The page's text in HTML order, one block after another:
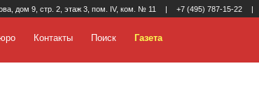
дом 9, стр. 2, этаж 3, пом. IV, ком. № 11 | +7 (495) 787-15-22 |
Контакты Поиск Газета